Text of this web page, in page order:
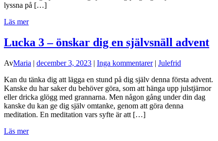
lyssna på […]
Läs mer
Lucka 3 – önskar dig en självsnäll advent
AvMaria | december 3, 2023 | Inga kommentarer| Julefrid
Kan du tänka dig att lägga en stund på dig själv denna första advent.
Kanske du har saker du behöver göra, som att hänga upp julstjärnor
eller dricka glögg med grannarna. Men någon gång under din dag
kanske du kan ge dig själv omtanke, genom att göra denna
meditation. En meditation vars syfte är att […]
Läs mer